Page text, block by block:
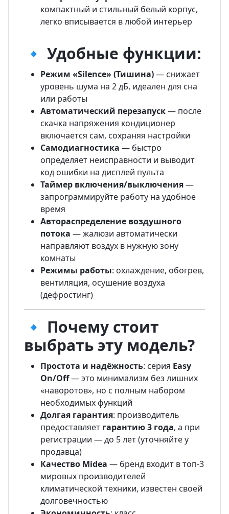
компактный и стильный белый корпус,
легко вписывается в любой интерьер
🔹 Удобные функции:
Режим «Silence» (Тишина)— снижает
уровень шума на 2 дБ, идеален для сна
или работы
Автоматический перезапуск— после
скачка напряжения кондиционер
включается сам, сохраняя настройки
Самодиагностика — быстро
определяет неисправности и выводит
код ошибки на дисплей пульта
Таймер включения/выключения—
запрограммируйте работу на удобное
время
Автораспределение воздушного
потока — жалюзи автоматически
направляют воздух в нужную зону
комнаты
Режимы работы: охлаждение, обогрев,
вентиляция, осушение воздуха
(дефростинг)
🔹 Почему стоит
выбрать эту модель?
Простота и надёжность: серия Easy
On/Off— это минимализм без лишних
«наворотов», но с полным набором
необходимых функций
Долгая гарантия: производитель
предоставляет гарантию 3 года, а при
регистрации — до 5 лет (уточняйте у
продавца)
Качество Midea — бренд входит в топ-3
мировых производителей
климатической техники, известен своей
долговечностью